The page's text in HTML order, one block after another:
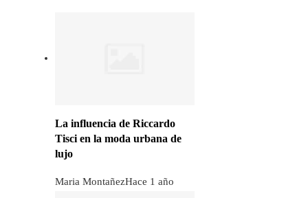
La influencia de Riccardo
Tisci en la moda urbana de
lujo
Maria MontañezHace 1 año